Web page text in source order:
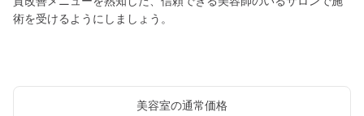
術を受けるようにしましょう。
美容室の通常価格